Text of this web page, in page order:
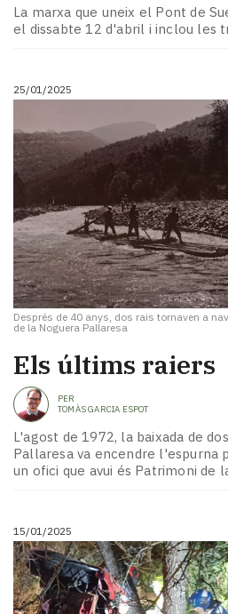
La marxa que uneix el Pont de
el dissabte 12 d'abril i inclou les
25/01/2025
Després de 40 anys, dos rais tornaven a
de la Noguera Pallaresa
Els últims raiers
PER
TOMÀS GARCIA ESPOT
L'agost de 1972, la baixada de
Pallaresa va encendre l'espurna
un ofici que avui és Patrimoni de
15/01/2025